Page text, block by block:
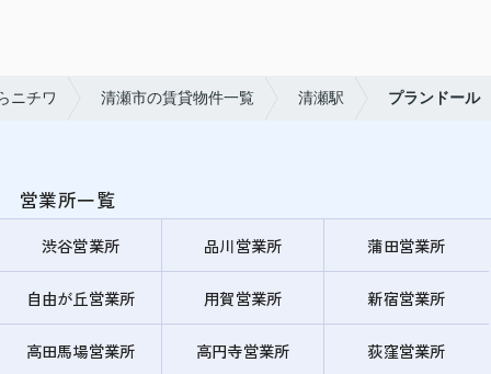
ニチワ 清瀬市の賃貸物件一覧 清瀬駅 プランドール
営業所一覧
渋谷営業所 品川営業所 蒲田営業所
自由が丘営業所 用賀営業所 新宿営業所
高田馬場営業所 高円寺営業所 荻窪営業所